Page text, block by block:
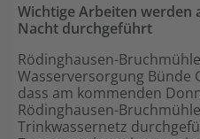
Wichtige Arbeiten werden
Nacht durchgeführt
Rödinghausen-
Wasserversorgung Bünde
dass am kommenden
Rödinghausen-
Trinkwassernetz